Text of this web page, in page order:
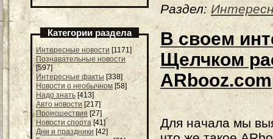
Категории раздела
Интересные новости [1171]
Познавательные новости
[597]
Интересные факты [338]
Новости о необычном [58]
Надо знать [413]
Авто новости [217]
Происшествия [27]
Новости спорта [41]
Дни и праздники [42]
Раздел:
В своем
Щелчком
ARbooz.com
Для начала мы